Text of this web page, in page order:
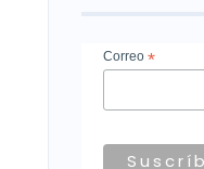
Correo *